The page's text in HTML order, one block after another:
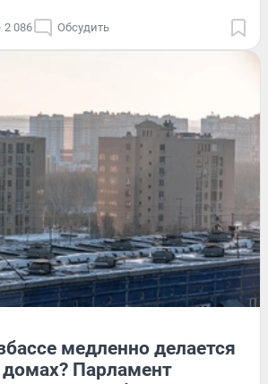
2 086 Обсудить
медленно делается
Парламент